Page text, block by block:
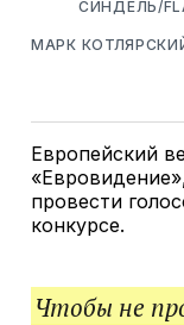
СИНДЕЛЬ/
МАРК
Европейский
провести
конкурсе.
Чтобы не